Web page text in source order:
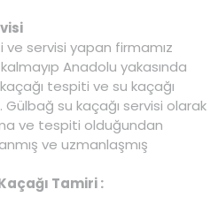
servisi yapan firmamız
Anadolu yakasında
tespiti ve su kaçağı
su kaçağı servisi olarak
ve tespiti olduğundan
ve uzmanlaşmış
Tamiri :